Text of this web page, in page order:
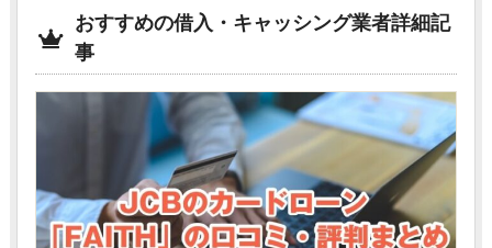
おすすめの借入・キャッシング業者詳細記
事